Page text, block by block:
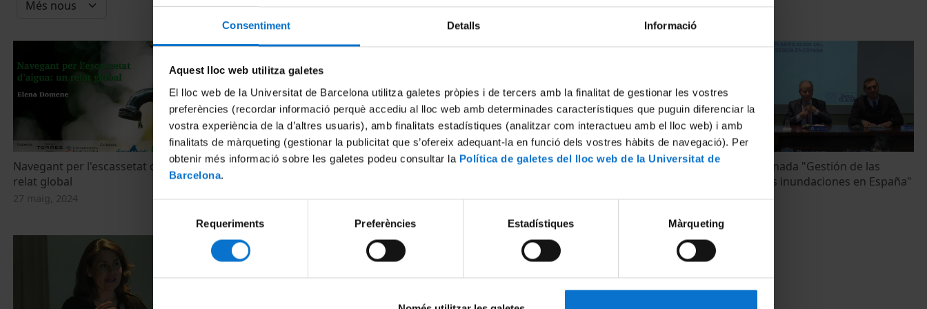
Consentiment Detalls Informació
Aquest lloc web utilitza galetes
El lloc web de la Universitat de Barcelona utilitza galetes pròpies i de tercers amb la finalitat de gestionar les vostres
preferències (recordar informació perquè accediu al lloc web amb determinades característiques que puguin diferenciar la
vostra experiència de la d’altres usuaris), amb finalitats estadístiques (analitzar com interactueu amb el lloc web) i amb
finalitats de màrqueting (gestionar la publicitat que s’ofereix adequant-la en funció dels vostres hàbits de navegació). Per
obtenir més informació sobre les galetes podeu consultar la Política de galetes del lloc web de la Universitat de
Barcelona.
consentiment
Requeriments Preferències Estadístiques Màrqueting
Navegant per l'escassetat d'aigua: un
relat global
27 maig, 2024
Reptes dels municipis per fer front a la
Barcelona
Phenotyping under drought stress.
Romero
Debat de la jornada "Gestión de las
sequías y de las inundaciones en España"
22 març, 2018